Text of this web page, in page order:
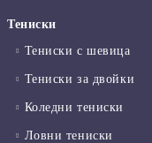
Тениски
Тениски с шевица
Тениски за двойки
Коледни тениски
Ловни тениски